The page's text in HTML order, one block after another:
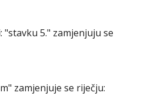
"stavku 5." zamjenjuju se
zamjenjuje se riječju: